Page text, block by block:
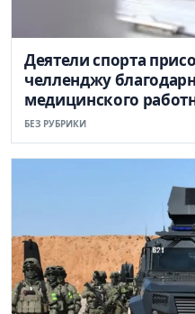
Деятели спорта
челленджу
медицинского
БЕЗ РУБРИКИ